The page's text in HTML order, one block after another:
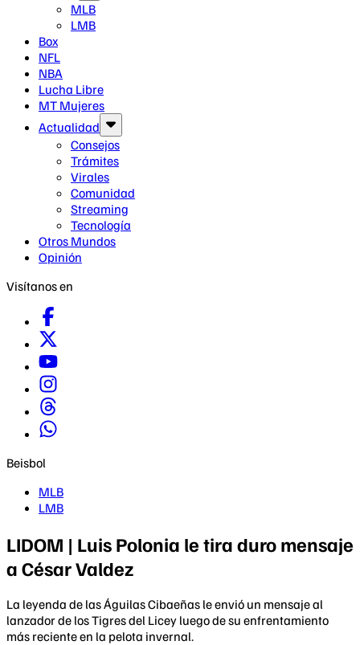
MLB
LMB
Box
NFL
NBA
Lucha Libre
MT Mujeres
Actualidad
Consejos
Trámites
Virales
Comunidad
Streaming
Tecnología
Otros Mundos
Opinión
Visítanos en
Beisbol
MLB
LMB
LIDOM | Luis Polonia le tira duro mensaje
a César Valdez
La leyenda de las Águilas Cibaeñas le envió un mensaje al
lanzador de los Tigres del Licey luego de su enfrentamiento
más reciente en la pelota invernal.